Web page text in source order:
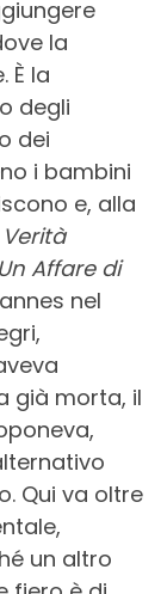
la
È la
degli
dei
i bambini
e, alla
Un Affare di
nel
già morta, il
Qui va oltre
un altro